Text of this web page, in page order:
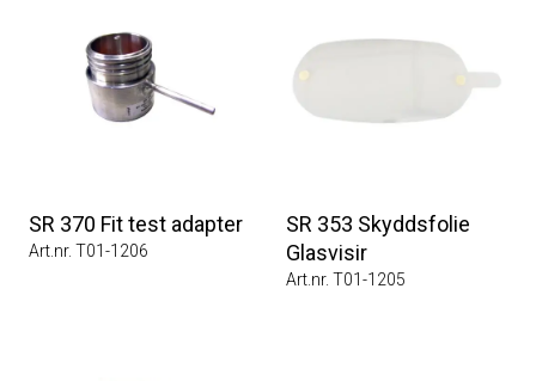
SR 370 Fit test adapter
Art.nr. T01-1206
SR 353 Skyddsfolie
Glasvisir
Art.nr. T01-1205